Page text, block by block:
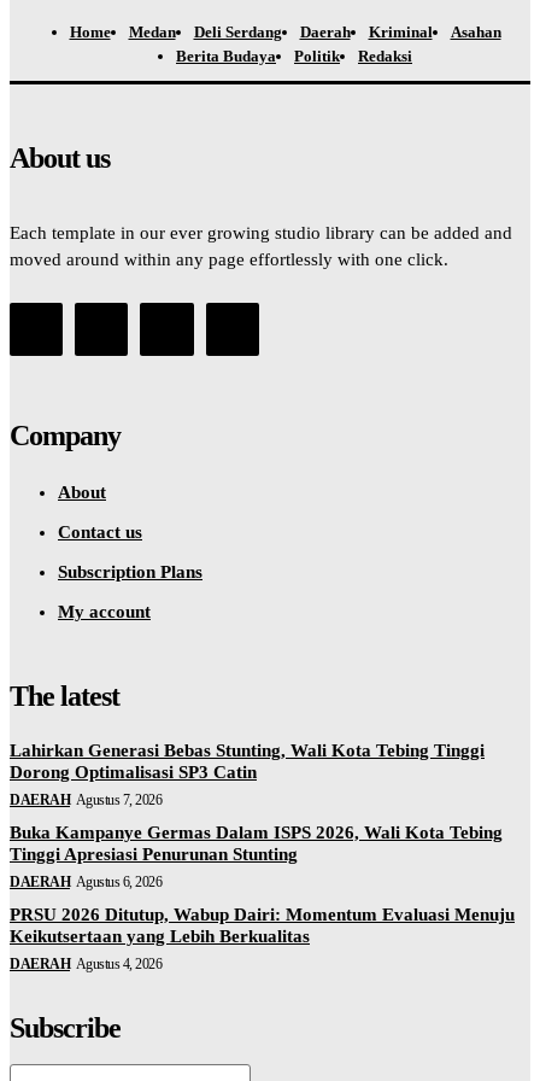
Home Medan Deli Serdang Daerah Kriminal
Asahan
Berita Budaya
Politik Redaksi
About us
Each template in our ever growing studio library can be added and
moved around within any page effortlessly with one click.
Company
About
Contact us
Subscription Plans
My account
The latest
Lahirkan Generasi Bebas Stunting, Wali Kota Tebing Tinggi
Dorong Optimalisasi SP3 Catin
DAERAH Agustus 7, 2026
Buka Kampanye Germas Dalam ISPS 2026, Wali Kota Tebing
Tinggi Apresiasi Penurunan Stunting
DAERAH Agustus 6, 2026
PRSU 2026 Ditutup, Wabup Dairi: Momentum Evaluasi Menuju
Keikutsertaan yang Lebih Berkualitas
DAERAH Agustus 4, 2026
Subscribe